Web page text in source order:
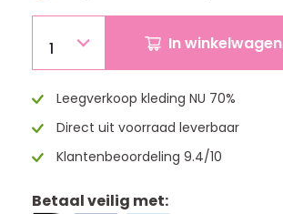
1 In winkelwagen
Leegverkoop kleding NU 70%
Direct uit voorraad leverbaar
Klantenbeoordeling 9.4/10
Betaal veilig met: